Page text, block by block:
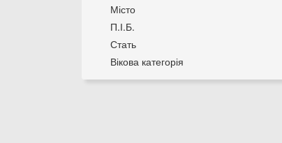
Місто
П.І.Б.
Стать
Вікова категорія